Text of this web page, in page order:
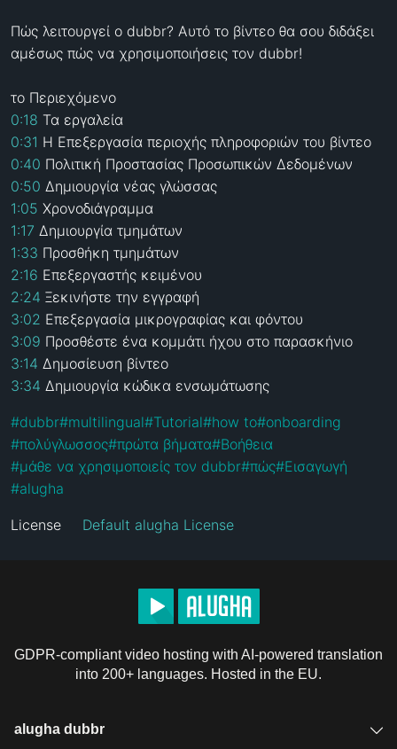
Πώς λειτουργεί ο dubbr? Αυτό το βίντεο θα σου διδάξει
αμέσως πώς να χρησιμοποιήσεις τον dubbr!
0:18
0:31
0:40
0:50
1:05
1:17
1:33
2:16
2:24
3:02
3:09
3:14
3:34 Δημιουργία κώδικα ενσωμάτωσης
#dubbr#multilingual#Tutorial#how to#onboarding
#πολύγλωσσος#πρώτα βήματα#Βοήθεια
#μάθε να χρησιμοποιείς τον dubbr#πώς#Εισαγωγή
#alugha
License Default alugha License
GDPR-compliant video hosting with AI-powered translation
into 200+ languages. Hosted in the EU.
alugha dubbr